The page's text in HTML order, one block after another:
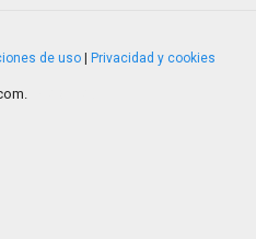
de uso Privacidad y cookies